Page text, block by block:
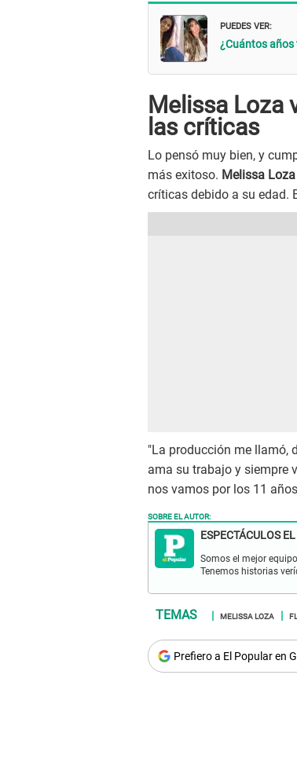
PUEDES VER:
¿Cuántos años
Melissa Loza
las críticas
Lo pensó muy bien, y
más exitoso. Melissa Loza
críticas debido a su edad.
"La producción me llamó,
ama su trabajo y siempre
nos vamos por los 11
SOBRE EL AUTOR:
ESPECTÁCULOS
Somos el mejor
Tenemos historias
MELISSA LOZA
Prefiero a El Popular en